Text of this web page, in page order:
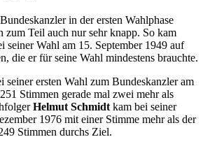
in der ersten Wahlphase
zum Teil auch nur sehr knapp. So kam
seiner Wahl am 15. September 1949 auf
die er für seine Wahl mindestens brauchte.
seiner ersten Wahl zum Bundeskanzler am
Stimmen gerade mal zwei mehr als
Helmut Schmidt kam bei seiner
1976 mit einer Stimme mehr als der
Stimmen durchs Ziel.